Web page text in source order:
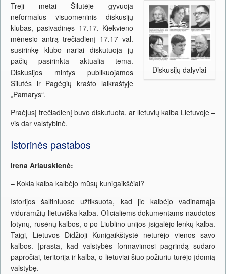
Diskusijų dalyviai
Treji metai Šilutėje gyvuoja
neformalus visuomeninis diskusijų
klubas, pasivadinęs 17.17. Kiekvieno
mėnesio antrą trečiadienį 17.17 val.
susirinkę klubo nariai diskutuoja jų
pačių pasirinkta aktualia tema.
Diskusijos mintys publikuojamos
Šilutės ir Pagėgių krašto laikraštyje
„Pamarys“.
Praėjusį trečiadienį buvo diskutuota, ar lietuvių kalba Lietuvoje –
vis dar valstybinė.
Istorinės pastabos
Irena Arlauskienė:
– Kokia kalba kalbėjo mūsų kunigaikščiai?
Istorijos šaltiniuose užfiksuota, kad jie kalbėjo vadinamąja
viduramžių lietuviška kalba. Oficialiems dokumentams naudotos
lotynų, rusėnų kalbos, o po Liublino unijos įsigalėjo lenkų kalba.
Taigi, Lietuvos Didžioji Kunigaikštystė neturėjo vienos savo
kalbos. Įprasta, kad valstybės formavimosi pagrindą sudaro
papročiai, teritorija ir kalba, o lietuviai šiuo požiūriu turėjo įdomią
valstybę.